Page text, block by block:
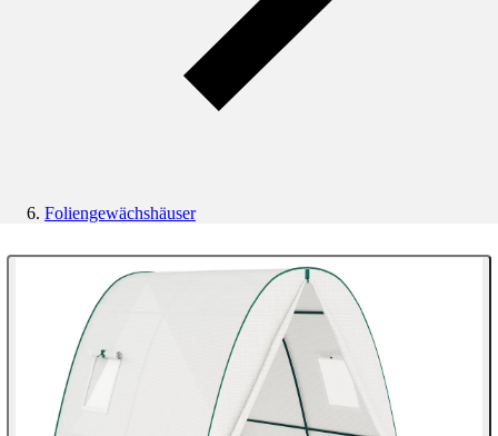
Foliengewächshäuser